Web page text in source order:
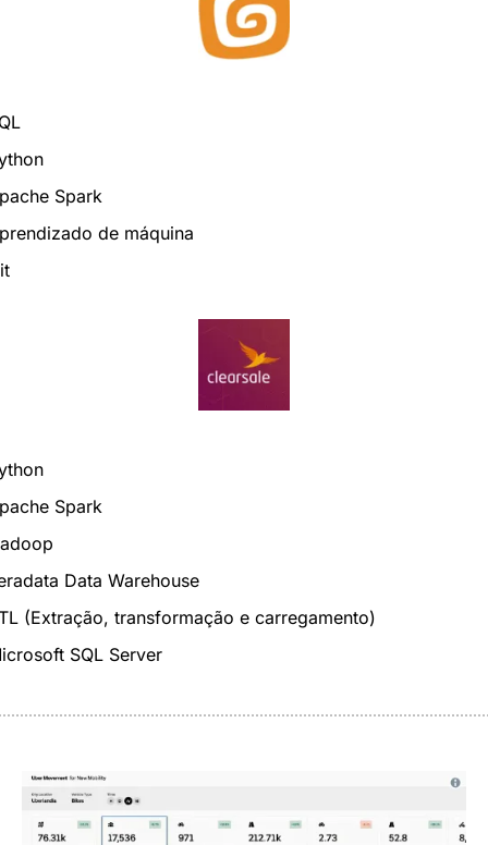
Spark
de máquina
Spark
Data Warehouse
(Extração, transformação e carregamento)
SQL Server